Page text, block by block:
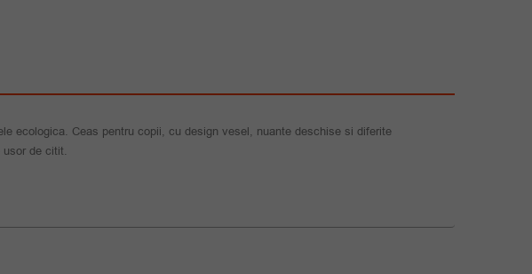
ecologica. Ceas pentru copii, cu design vesel, nuante deschise si diferite
de citit.